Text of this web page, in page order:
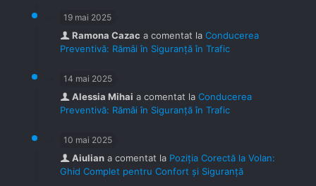
19 mai 2025
Ramona Cazac a comentat la Conducerea
Preventivă: Rămâi în Siguranță în Trafic
14 mai 2025
Alessia Mihai a comentat la Conducerea
Preventivă: Rămâi în Siguranță în Trafic
10 mai 2025
Aiulian a comentat la Poziția Corectă la Volan:
Ghid Complet pentru Confort și Siguranță